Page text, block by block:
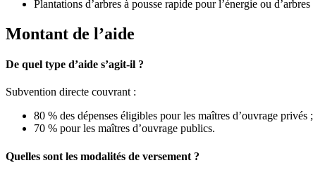
Plantations d’arbres à pousse rapide pour l’énergie ou
Montant de l’aide
De quel type d’aide s’agit-il ?
Subvention directe couvrant :
80 % des dépenses éligibles pour les maîtres d’ouvrage privés ;
70 % pour les maîtres d’ouvrage publics.
Quelles sont les modalités de versement ?